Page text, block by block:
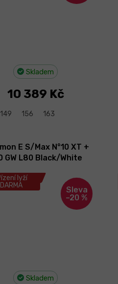
Skladem
10 389 Kč
149 156 163
lyží
–20 %
E S/Max N°10 XT +
GW L80 Black/White
Skladem